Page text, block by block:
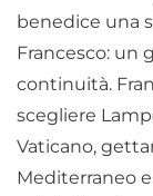
benedice una
Francesco: un
continuità.
scegliere
Vaticano,
Mediterraneo